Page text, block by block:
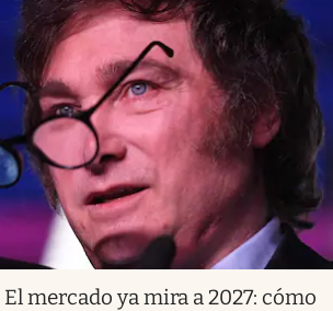
El mercado ya mira a 2027: cómo